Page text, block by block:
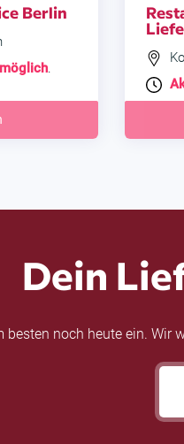
Berlin
.
Dein
besten noch heute ein. Wir